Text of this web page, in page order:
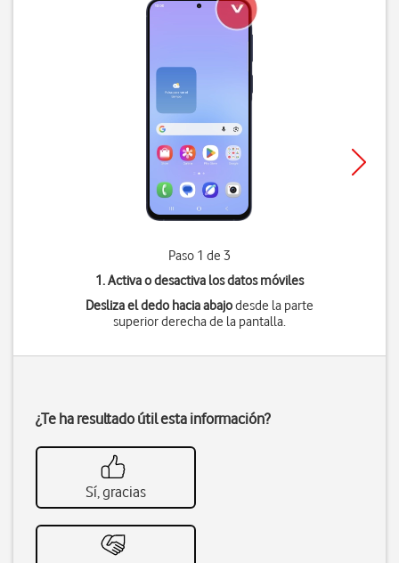
Paso 1 de 3
1. Activa o desactiva los datos móviles
Desliza el dedo hacia abajodesde la parte
superior derecha de la pantalla.
¿Te ha resultado útil esta información?
Sí, gracias